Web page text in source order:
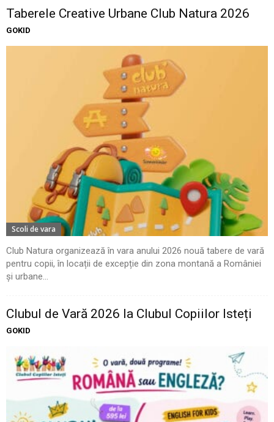
Taberele Creative Urbane Club Natura 2026
GOKID
Scoli de vara
Club Natura organizează în vara anului 2026 nouă tabere de vară
pentru copii, în locații de excepție din zona montană a României
și urbane...
Clubul de Vară 2026 la Clubul Copiilor Isteți
GOKID